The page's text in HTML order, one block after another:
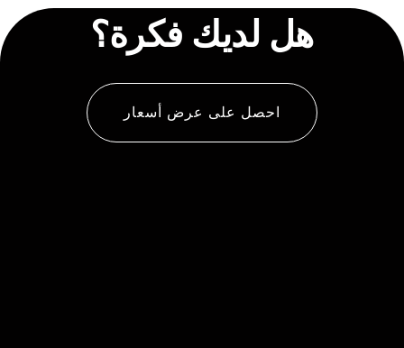
هل لديك فكرة؟
احصل على عرض أسعار